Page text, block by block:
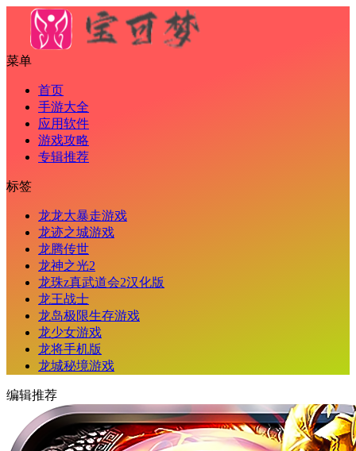
菜单
首页
手游大全
应用软件
游戏攻略
专辑推荐
标签
龙龙大暴走游戏
龙迹之城游戏
龙腾传世
龙神之光2
龙珠z真武道会2汉化版
龙王战士
龙岛极限生存游戏
龙少女游戏
龙将手机版
龙城秘境游戏
编辑推荐